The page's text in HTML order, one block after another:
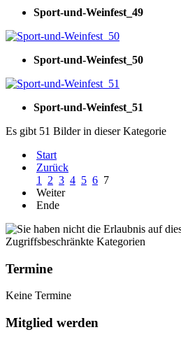
Sport-und-Weinfest_49
Sport-und-Weinfest_50
Sport-und-Weinfest_51
Es gibt 51 Bilder in dieser Kategorie
Start
Zurück
1
2 3 4 5 6 7
Weiter
Ende
Zugriffsbeschränkte Kategorien
Termine
Keine Termine
Mitglied werden